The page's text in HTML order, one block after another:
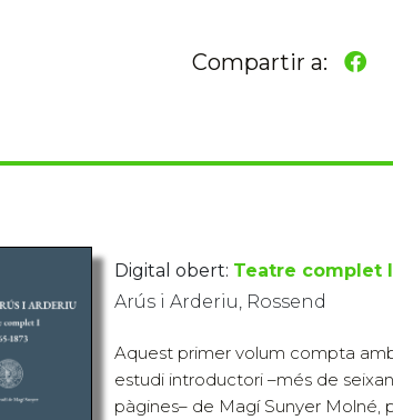
Compartir a:
Digital obert: Teatre complet I
Arús i Arderiu, Rossend
Aquest primer volum compta
estudi introductori –més de
pàgines– de Magí Sunyer Molné,